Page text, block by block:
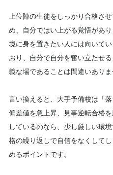
上位陣の生徒をしっかり合格さ
め、自分ではい上がる覚悟があ
境に身を置きたい人には向いて
おり、自分で自分を奮い立たせ
義な場であることは間違いありま
言い換えると、大手予備校は「
偏差値を急上昇、見事逆転合格
しているのなら、少し厳しい環
格の繰り返しで自信をなくして
めるポイントです。